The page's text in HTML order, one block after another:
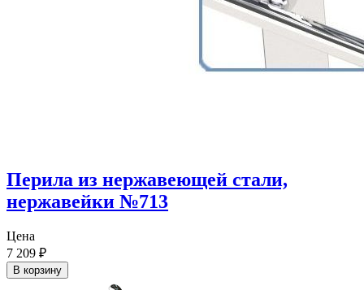
Перила из нержавеющей стали,
нержавейки №713
Цена
7 209 ₽
В корзину